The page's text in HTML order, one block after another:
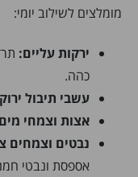
מומלצים לשילוב יומי:
ירקות עליים:
כהה.
עשבי תיבול
אצות וצמחי
נבטים וצמחים
אספסת ונבטי